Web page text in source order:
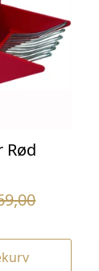
Rød